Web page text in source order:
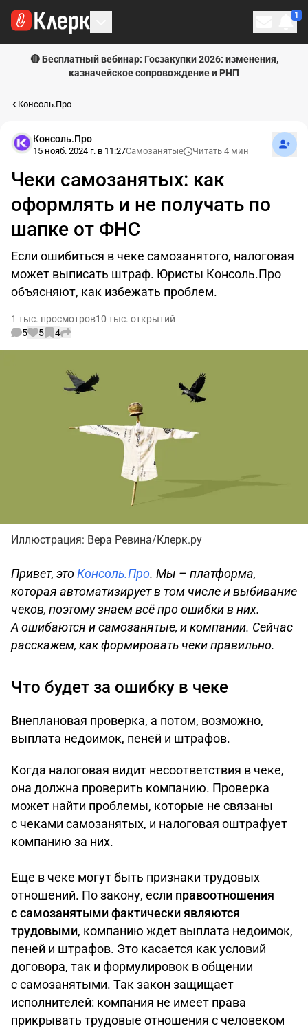
1
🔴 Бесплатный вебинар: Госзакупки 2026: изменения,
казначейское сопровождение и РНП
Консоль.Про
Консоль.Про
15 нояб. 2024 г. в 11:27Самозанятые Читать 4 мин
Чеки самозанятых: как
оформлять и не получать по
шапке от ФНС
Если ошибиться в чеке самозанятого, налоговая
может выписать штраф. Юристы Консоль.Про
объясняют, как избежать проблем.
1 тыс. просмотров10 тыс. открытий
5
5 4
Иллюстрация: Вера Ревина/Клерк.ру
Привет, этоКонсоль.Про. Мы – платформа,
которая автоматизирует в том числе и выбивание
чеков, поэтому знаем всё про ошибки в них.
А ошибаются и самозанятые, и компании. Сейчас
расскажем, как формировать чеки правильно.
Что будет за ошибку в чеке
Внеплановая проверка, а потом, возможно,
выплата недоимок, пеней и штрафов.
Когда налоговая видит несоответствия в чеке,
она должна проверить компанию. Проверка
может найти проблемы, которые не связаны
с чеками самозанятых, и налоговая оштрафует
компанию за них.
Еще в чеке могут быть признаки трудовых
отношений. По закону, если правоотношения
с самозанятыми фактически являются
трудовыми, компанию ждет выплата недоимок,
пеней и штрафов. Это касается как условий
договора, так и формулировок в общении
с самозанятыми. Так закон защищает
исполнителей: компания не имеет права
прикрывать трудовые отношения с человеком